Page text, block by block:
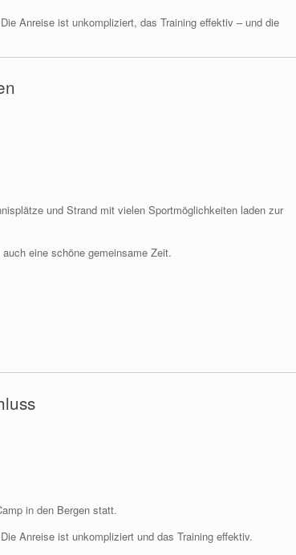
Anreise ist unkompliziert, das Training effektiv – und die
und Strand mit vielen Sportmöglichkeiten laden zur
eine schöne gemeinsame Zeit.
in den Bergen statt.
Anreise ist unkompliziert und das Training effektiv.